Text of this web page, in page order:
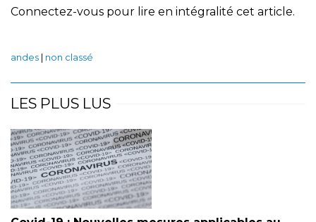
Connectez-vous pour lire en intégralité cet article.
andes non classé
LES PLUS LUS